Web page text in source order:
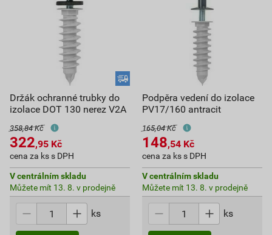
Držák ochranné trubky do
izolace DOT 130 nerez V2A
358,84 Kč
322,95 Kč
cena za ks s DPH
V centrálním skladu
Můžete mít 13. 8. v prodejně
ks
Podpěra vedení do izolace
PV17/160 antracit
165,04 Kč
148,54 Kč
cena za ks s DPH
V centrálním skladu
Můžete mít 13. 8. v prodejně
ks